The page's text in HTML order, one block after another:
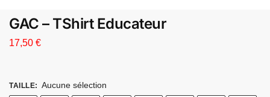
GAC – TShirt Educateur
17,50 €
TAILLE: Aucune sélection